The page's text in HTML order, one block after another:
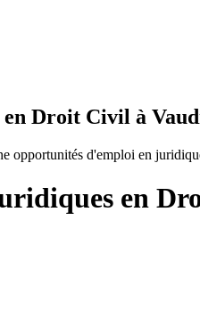
Droit Civil à
opportunités d'emploi en
en